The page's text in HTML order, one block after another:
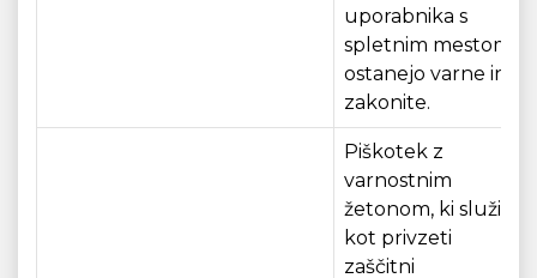
uporabnika s
spletnim mestom
ostanejo varne in
zakonite.
Piškotek z
varnostnim
žetonom, ki služi
kot privzeti
zaščitni